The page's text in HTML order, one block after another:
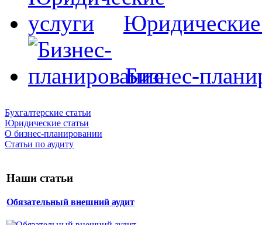
Юридические
Бизнес-
Бухгалтерские статьи
Юридические статьи
О бизнес-планировании
Статьи по аудиту
Наши статьи
Обязательный внешний аудит